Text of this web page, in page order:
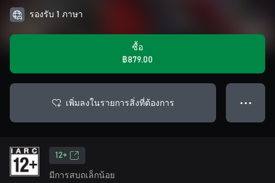
รองรับ 1 ภาษา
ซื้อ
฿879.00
เพิ่มลงในรายการสิ่งที่ต้องการ ● ● ●
12+
มีการสบถเล็กน้อย